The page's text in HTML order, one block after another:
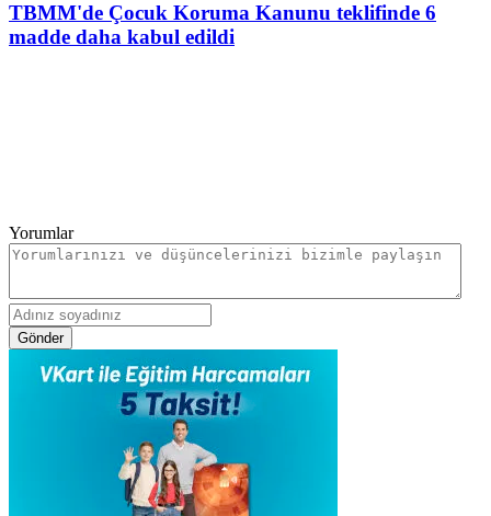
TBMM'de Çocuk Koruma Kanunu teklifinde 6
madde daha kabul edildi
Yorumlar
Gönder